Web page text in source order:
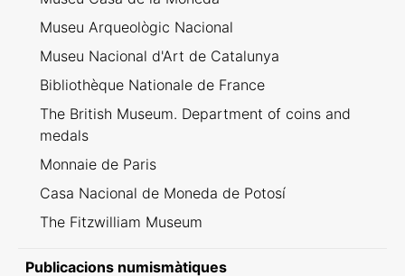
Museu Arqueològic Nacional
Museu Nacional d'Art de Catalunya
Bibliothèque Nationale de France
The British Museum. Department of coins and
medals
Monnaie de Paris
Casa Nacional de Moneda de Potosí
The Fitzwilliam Museum
Publicacions numismàtiques